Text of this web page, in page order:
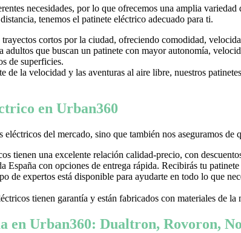
necesidades, por lo que ofrecemos una amplia
tenemos el patinete eléctrico adecuado para ti.
trayectos cortos por la ciudad, ofreciendo comodidad,
adultos que buscan un patinete con mayor autonomía,
de superficies.
de la velocidad y las aventuras al aire libre, nuestros
en Urban360
del mercado, sino que también nos aseguramos
tienen una excelente relación calidad-precio, con
España con opciones de entrega rápida. Recibirás tu
de expertos está disponible para ayudarte en todo lo que
tienen garantía y están fabricados con materiales de
en Urban360: Dualtron, Rovoron,